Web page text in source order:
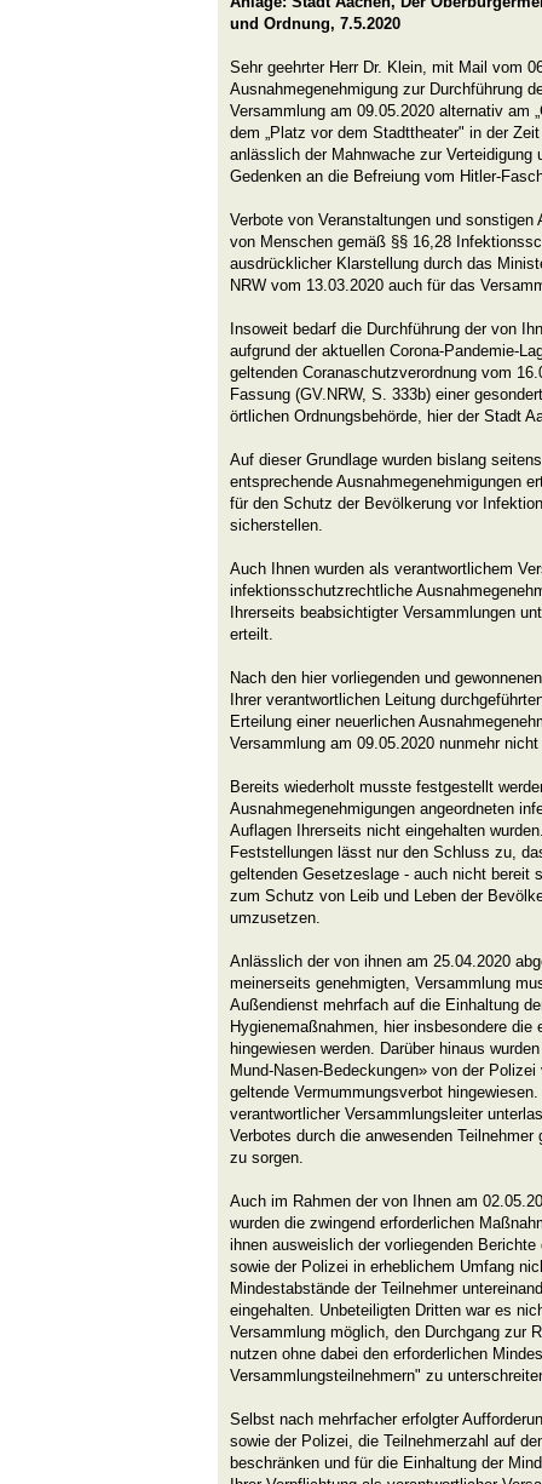
und Ordnung, 7.5.2020
Sehr geehrter Herr Dr. Klein, mit Mail vom
Ausnahmegenehmigung zur Durchführung
Versammlung am 09.05.2020 alternativ am
dem „Platz vor dem Stadttheater" in der
anlässlich der Mahnwache zur Verteidigung
Gedenken an die Befreiung vom Hitler-
Verbote von Veranstaltungen und sonstigen
von Menschen gemäß §§ 16,28
ausdrücklicher Klarstellung durch das
NRW vom 13.03.2020 auch für das
Insoweit bedarf die Durchführung der von
aufgrund der aktuellen Corona-Pandemie-
geltenden Coranaschutzverordnung vom
Fassung (GV.NRW, S. 333b) einer
örtlichen Ordnungsbehörde, hier der Stadt
Auf dieser Grundlage wurden bislang
entsprechende Ausnahmegenehmigungen
für den Schutz der Bevölkerung vor
sicherstellen.
Auch Ihnen wurden als verantwortlichem
infektionsschutzrechtliche
Ihrerseits beabsichtigter Versammlungen
erteilt.
Nach den hier vorliegenden und
Ihrer verantwortlichen Leitung
Erteilung einer neuerlichen
Versammlung am 09.05.2020 nunmehr
Bereits wiederholt musste festgestellt
Ausnahmegenehmigungen angeordneten
Auflagen Ihrerseits nicht eingehalten
Feststellungen lässt nur den Schluss zu,
geltenden Gesetzeslage - auch nicht bereit
zum Schutz von Leib und Leben der
umzusetzen.
Anlässlich der von ihnen am 25.04.2020
meinerseits genehmigten, Versammlung
Außendienst mehrfach auf die Einhaltung
Hygienemaßnahmen, hier insbesondere
hingewiesen werden. Darüber hinaus
Mund-Nasen-Bedeckungen» von der
geltende Vermummungsverbot
verantwortlicher Versammlungsleiter
Verbotes durch die anwesenden
zu sorgen.
Auch im Rahmen der von Ihnen am
wurden die zwingend erforderlichen
ihnen ausweislich der vorliegenden
sowie der Polizei in erheblichem Umfang
Mindestabstände der Teilnehmer
eingehalten. Unbeteiligten Dritten war es
Versammlung möglich, den Durchgang zur
nutzen ohne dabei den erforderlichen
Versammlungsteilnehmern" zu
Selbst nach mehrfacher erfolgter
sowie der Polizei, die Teilnehmerzahl auf
beschränken und für die Einhaltung der